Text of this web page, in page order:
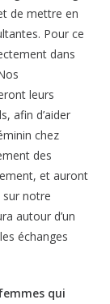
de mettre en
Pour ce
dans
leurs
afin d’aider
chez
des
et auront
sur notre
autour d’un
échanges
qui